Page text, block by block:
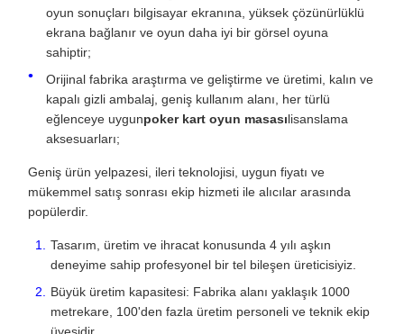
oyun sonuçları bilgisayar ekranına, yüksek çözünürlüklü
ekrana bağlanır ve oyun daha iyi bir görsel oyuna
sahiptir;
Orijinal fabrika araştırma ve geliştirme ve üretimi, kalın ve
kapalı gizli ambalaj, geniş kullanım alanı, her türlü
eğlenceye uygunpoker kart oyun masasılisanslama
aksesuarları;
Geniş ürün yelpazesi, ileri teknolojisi, uygun fiyatı ve
mükemmel satış sonrası ekip hizmeti ile alıcılar arasında
popülerdir.
Tasarım, üretim ve ihracat konusunda 4 yılı aşkın
deneyime sahip profesyonel bir tel bileşen üreticisiyiz.
Büyük üretim kapasitesi: Fabrika alanı yaklaşık 1000
metrekare, 100'den fazla üretim personeli ve teknik ekip